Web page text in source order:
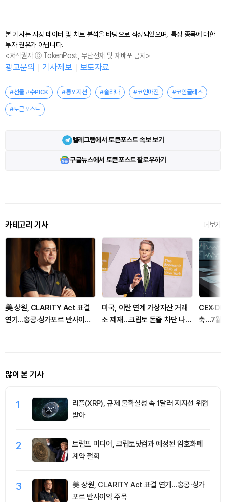
본 기사는 시장 데이터 및 차트 분석을 바탕으로 작성되었으며, 특정 종목에 대한
투자 권유가 아닙니다.
<저작권자 ⓒ TokenPost, 무단전재 및 재배포 금지>
광고문의 기사제보 보도자료
#선물고수PICK #롱포지션 #솔라나 #코인마진 #코인글래스
#토큰포스트
텔레그램에서 토큰포스트 속보 보기
구글뉴스에서 토큰포스트 팔로우하기
카테고리 기사 더보기
美 상원, CLARITY Act 표결
연기…홍콩·싱가포르 반사이익
미국, 이란 연계 가상자산 거래
소 제재…크립토 돈줄 차단 나섰
축…7월
많이 본 기사
1
리플(XRP), 규제 불확실성 속 1달러 지지선 위협
받아
2
트럼프 미디어, 크립토닷컴과 예정된 암호화폐
계약 철회
3
美 상원, CLARITY Act 표결 연기…홍콩·싱가
포르 반사이익 주목